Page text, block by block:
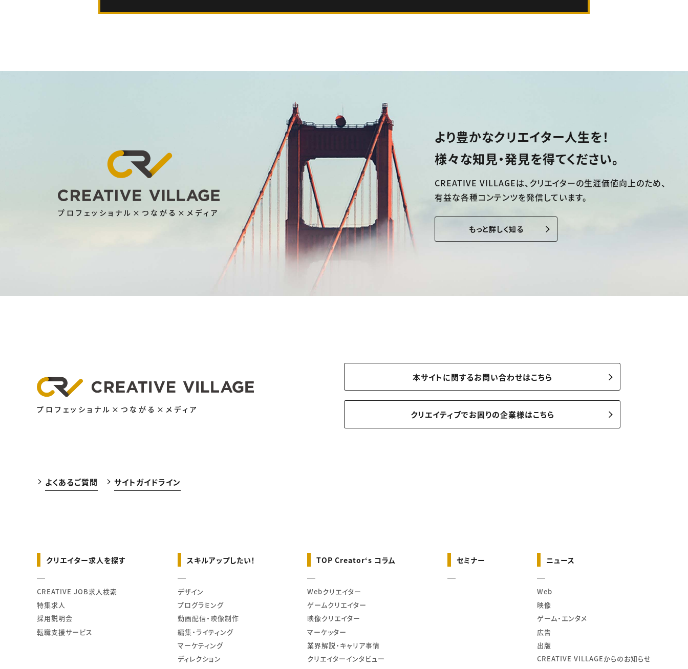
プロフェッショナル×つながる×メディア
より豊かなクリエイター人生を！
様々な知見・発見を得てください。
CREATIVE VILLAGEは、 クリエイターの生涯価値向上のため、
有益な各種コンテンツを発信しています。
もっと詳しく知る
プロフェッショナル×つながる×メディア
本サイトに関するお問い合わせはこちら
クリエイティブでお困りの企業様はこちら
よくあるご質問 サイトガイドライン
クリエイター求人を探す
CREATIVE JOB求人検索
特集求人
採用説明会
転職支援サービス
スキルアップしたい！
デザイン
プログラミング
動画配信・映像制作
編集・ライティング
マーケティング
ディレクション
TOP Creator‘s コラム
Webクリエイター
ゲームクリエイター
映像クリエイター
マーケッター
業界解説・キャリア事情
クリエイターインタビュー
セミナー ニュース
Web
映像
ゲーム・エンタメ
広告
出版
CREATIVE VILLAGEからのお知らせ